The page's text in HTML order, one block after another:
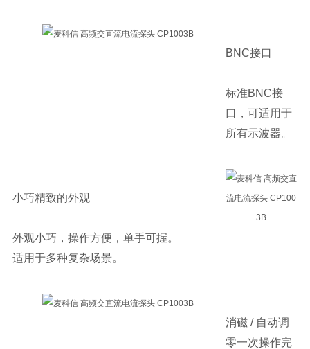
BNC接口
标准BNC接
口，可适用于
所有示波器。
小巧精致的外观
外观小巧，操作方便，单手可握。
适用于多种复杂场景。
消磁 / 自动调
零一次操作完